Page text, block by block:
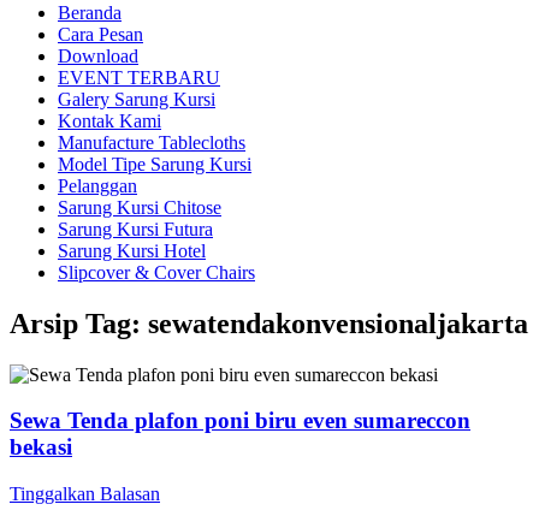
Beranda
Cara Pesan
Download
EVENT TERBARU
Galery Sarung Kursi
Kontak Kami
Manufacture Tablecloths
Model Tipe Sarung Kursi
Pelanggan
Sarung Kursi Chitose
Sarung Kursi Futura
Sarung Kursi Hotel
Slipcover & Cover Chairs
Arsip Tag: sewatendakonvensionaljakarta
Sewa Tenda plafon poni biru even sumareccon
bekasi
Tinggalkan Balasan